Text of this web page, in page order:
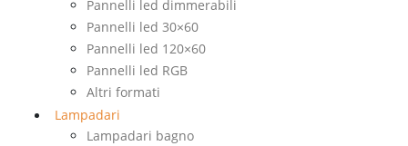
Pannelli led dimmerabili
Pannelli led 30×60
Pannelli led 120×60
Pannelli led RGB
Altri formati
Lampadari
Lampadari bagno